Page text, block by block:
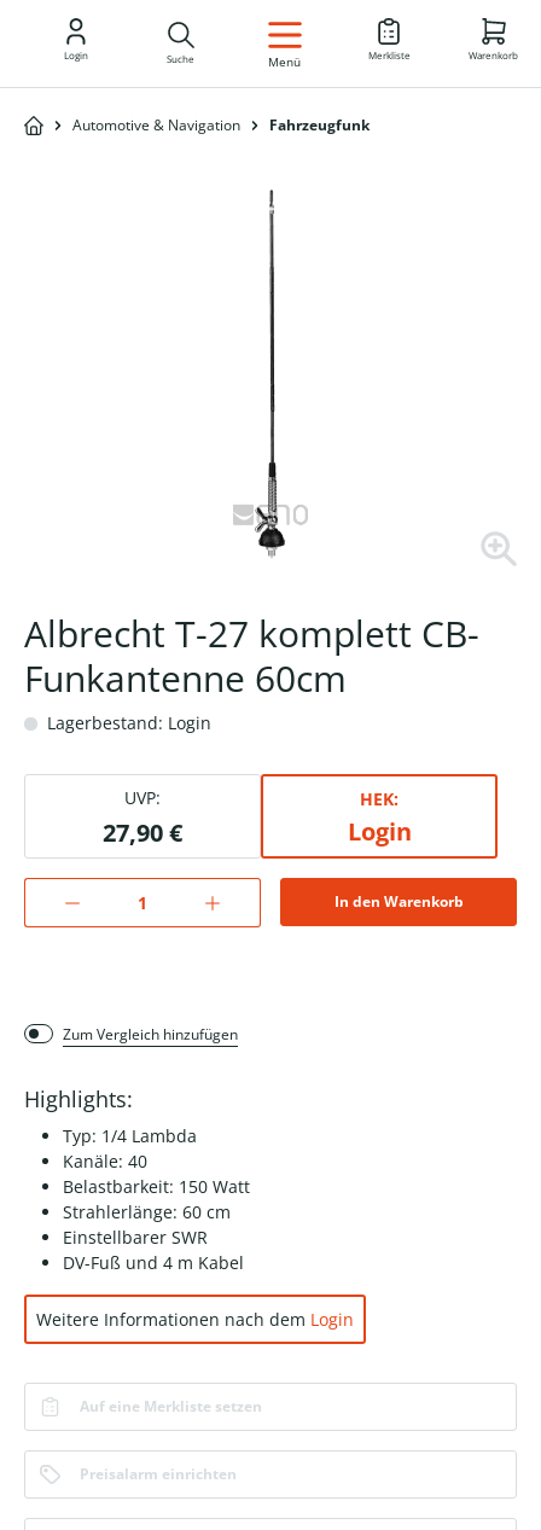
DE
Login Suche Menü Merkliste Warenkorb
Automotive & Navigation Fahrzeugfunk
Albrecht T-27 komplett CB-
Funkantenne 60cm
Lagerbestand: Login
UVP:
27,90 €
HEK:
Login
In den Warenkorb
Zum Vergleich hinzufügen
Highlights:
Typ: 1/4 Lambda
Kanäle: 40
Belastbarkeit: 150 Watt
Strahlerlänge: 60 cm
Einstellbarer SWR
DV-Fuß und 4 m Kabel
Weitere Informationen nach dem Login
Auf eine Merkliste setzen
Preisalarm einrichten